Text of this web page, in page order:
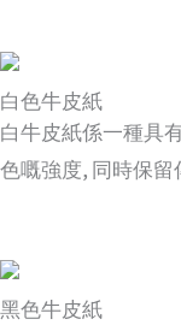
白色牛皮紙
白牛皮紙係一種具
色嘅強度, 同時保
黑色牛皮紙